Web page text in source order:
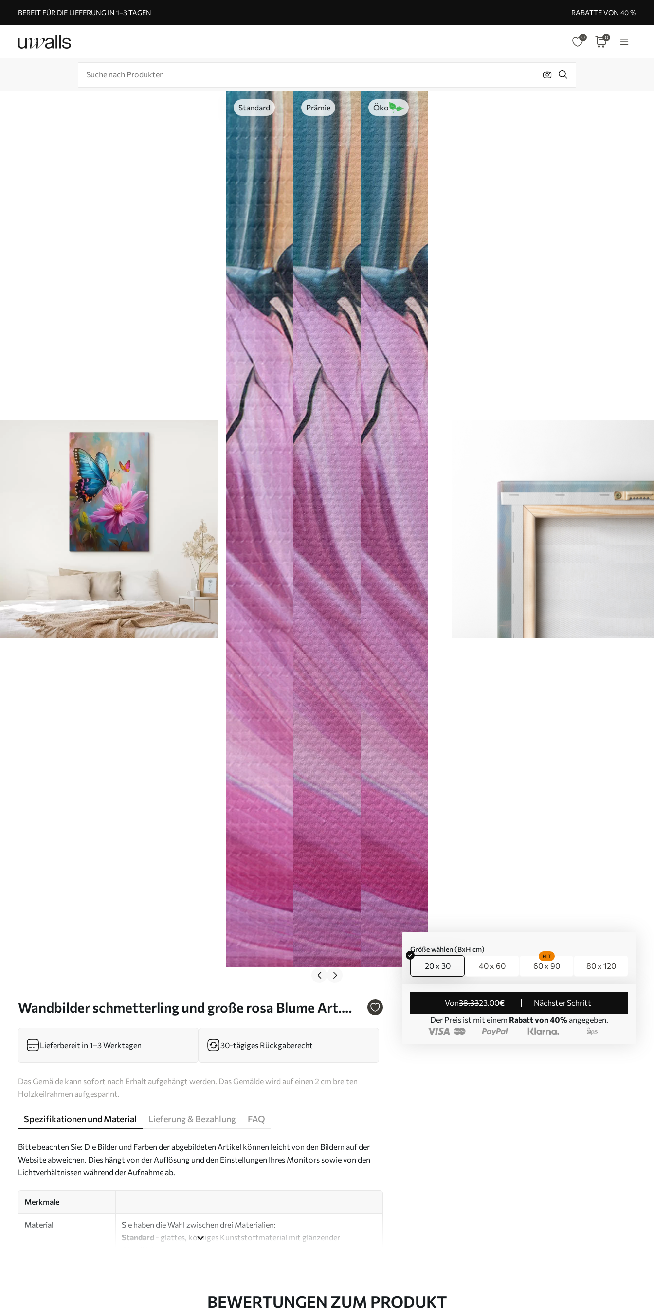
BEREIT FÜR DIE LIEFERUNG IN 1–3 TAGEN RABATTE VON 40 %
0 0
Standard Prämie Öko
Wandbilder schmetterling und große rosa Blume Art.
Größe wählen (BxH cm)
20 x 30 40 x 60 60 x 90
HIT
80 x 120
von38.3323.00€
Nächster Schritt
Der Preis ist mit einem Rabatt von 40% angegeben.
Lieferbereit in 1–3 Werktagen 30-tägiges Rückgaberecht
Das Gemälde kann sofort nach Erhalt aufgehängt werden. Das Gemälde wird auf einen 2 cm breiten
Holzkeilrahmen aufgespannt.
Spezifikationen und Material Lieferung & Bezahlung FAQ
Bitte beachten Sie: Die Bilder und Farben der abgebildeten Artikel können leicht von den Bildern auf der
Website abweichen. Dies hängt von der Auflösung und den Einstellungen Ihres Monitors sowie von den
Lichtverhältnissen während der Aufnahme ab.
Merkmale
Material
Sie haben die Wahl zwischen drei Materialien:
Standard - glattes, körniges Kunststoffmaterial mit glänzender
BEWERTUNGEN ZUM PRODUKT